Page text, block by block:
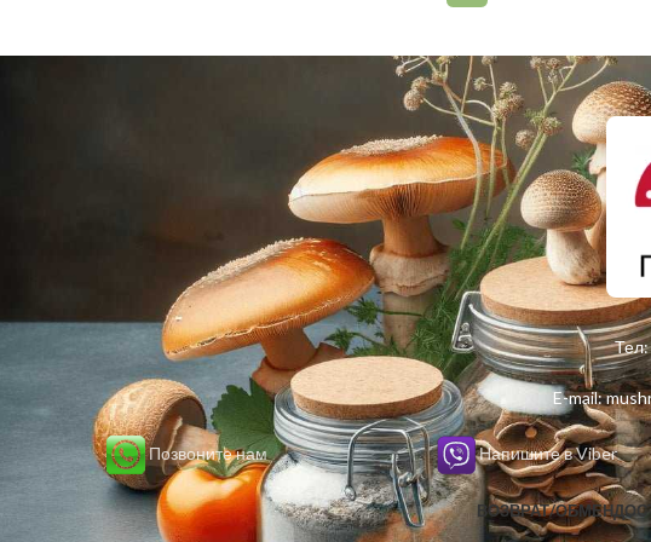
Тел:
E-mail:
Позвоните нам Напишите в Viber
ВОЗВРАТ/ОБМЕН